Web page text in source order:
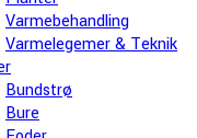
Varmebehandling
Varmelegemer & Teknik
Bundstrø
Bure